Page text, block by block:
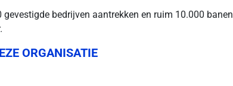
bedrijven aantrekken en ruim 10.000
ORGANISATIE